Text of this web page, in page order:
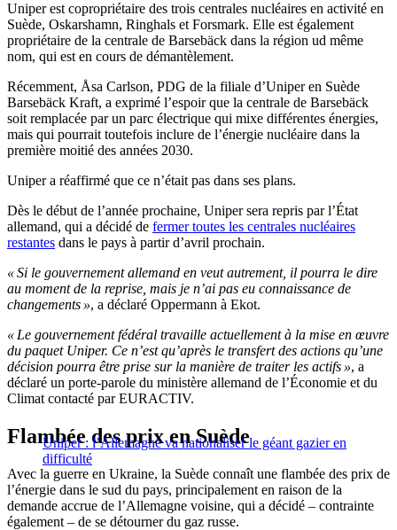
Uniper est copropriétaire des trois centrales nucléaires en activité en
Suède, Oskarshamn, Ringhals et Forsmark. Elle est également
propriétaire de la centrale de Barsebäck dans la région ud même
nom, qui est en cours de démantèlement.
Récemment, Åsa Carlson, PDG de la filiale d’Uniper en Suède
Barsebäck Kraft, a exprimé l’espoir que la centrale de Barsebäck
soit remplacée par un parc électrique qui mixe différentes énergies,
mais qui pourrait toutefois inclure de l’énergie nucléaire dans la
première moitié des années 2030.
Uniper a réaffirmé que ce n’était pas dans ses plans.
Dès le début de l’année prochaine, Uniper sera repris par l’État
allemand, qui a décidé de fermer toutes les centrales nucléaires
restantes dans le pays à partir d’avril prochain.
« Si le gouvernement allemand en veut autrement, il pourra le dire
au moment de la reprise, mais je n’ai pas eu connaissance de
changements », a déclaré Oppermann à Ekot.
« Le gouvernement fédéral travaille actuellement à la mise en œuvre
du paquet Uniper. Ce n’est qu’après le transfert des actions qu’une
décision pourra être prise sur la manière de traiter les actifs », a
déclaré un porte-parole du ministère allemand de l’Économie et du
Climat contacté par EURACTIV.
Uniper : l’Allemagne va nationaliser le géant gazier en
difficulté
Flambée des prix en Suède
Avec la guerre en Ukraine, la Suède connaît une flambée des prix de
l’énergie dans le sud du pays, principalement en raison de la
demande accrue de l’Allemagne voisine, qui a décidé – contrainte
également – de se détourner du gaz russe.